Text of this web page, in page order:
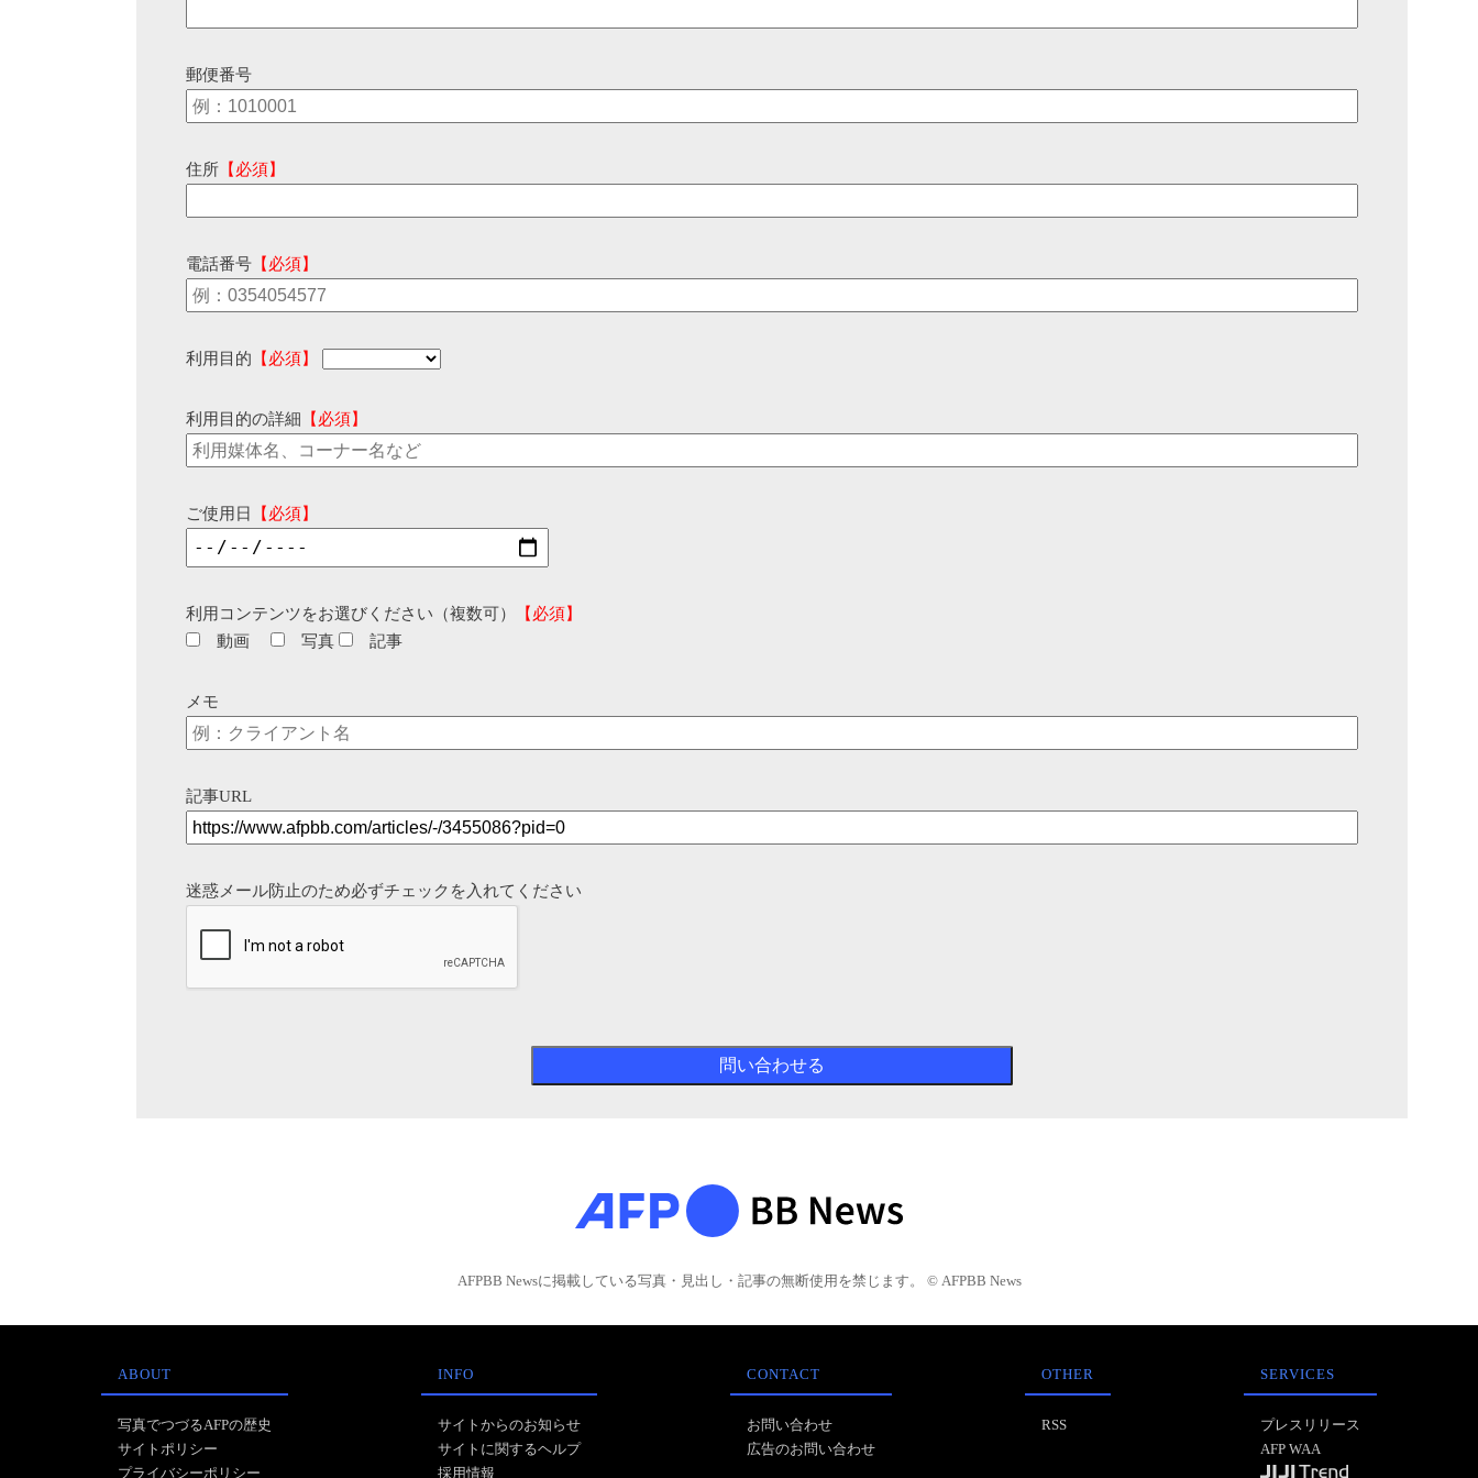
郵便番号
住所 【必須】
電話番号 【必須】
利用目的 【必須】
利用目的の詳細 【必須】
ご使用日 【必須】
利用コンテンツをお選びください（複数可）
【必須】
動画
写真 記事
メモ
記事URL
迷惑メール防止のため必ずチェックを入れてください
AFPBB Newsに掲載している写真・見出し・記事の無断使用を禁じます。 © AFPBB News
ABOUT
写真でつづるAFPの歴史
サイトポリシー
プライバシーポリシー
INFO
サイトからのお知らせ
サイトに関するヘルプ
採用情報
CONTACT
お問い合わせ
広告のお問い合わせ
OTHER
RSS
SERVICES
プレスリリース
AFP WAA